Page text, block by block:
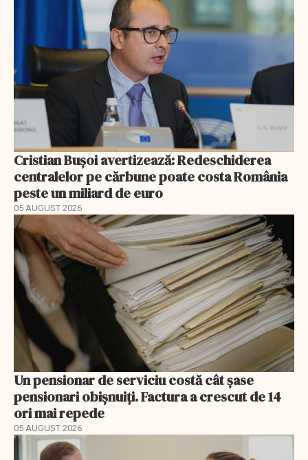
Cristian Bușoi avertizează: Redeschiderea
centralelor pe cărbune poate costa România
peste un miliard de euro
05 AUGUST 2026
Un pensionar de serviciu costă cât șase
pensionari obișnuiți. Factura a crescut de 14
ori mai repede
05 AUGUST 2026